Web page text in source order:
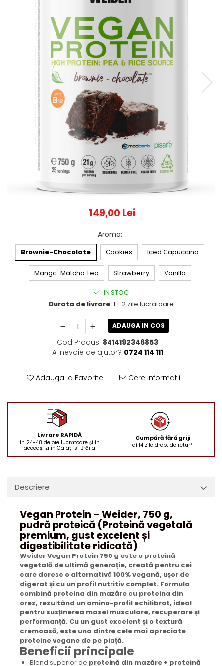
149,00 Lei
Aroma:
Brownie-Chocolate Cookies Iced Capuccino
Mango-Matcha Tea Strawberry Vanilla
IN STOC
Durata de livrare:1 - 2 zile lucratoare
ADAUGA IN COS
Cod Produs: 8414192346853
Ai nevoie de ajutor? 0724 114 111
Adauga la Favorite Cere informatii
Livrare RAPIDĂ
în 24-48 de ore lucrătoare și în
aceeași zi în Galați si Brăila
Cumpără fără griji
ai 14 zile drept de retur*
Descriere
Vegan Protein – Weider, 750 g,
pudră proteică (Proteină vegetală
premium, gust excelent și
digestibilitate ridicată)
Weider Vegan Protein 750 g este o proteină
vegetală de ultimă generație, creată pentru cei
care doresc o alternativă 100% vegană, ușor de
digerat și cu un profil nutritiv complet. Formula
combină proteina din mazăre cu proteina din
orez, rezultând un amino-profil echilibrat, ideal
pentru susținerea masei musculare, recuperare și
performanță. Cu un gust excelent și o textură
cremoasă, este una dintre cele mai apreciate
proteine vegane de pe piață.
Beneficii principale
Blend superior de proteină din mazăre + proteină